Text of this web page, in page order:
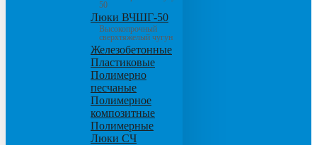
50
Люки ВЧШГ-50
Высокопрочный
сверхтяжелый чугун
Железобетонные
Пластиковые
Полимерно
песчаные
Полимерное
композитные
Полимерные
Люки СЧ